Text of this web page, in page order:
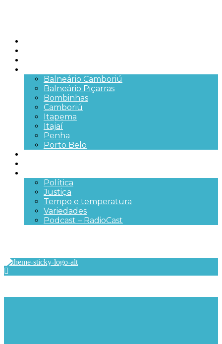
Balneário Camboriú
Balneário Piçarras
Bombinhas
Camboriú
Itapema
Itajaí
Penha
Porto Belo
Política
Justiça
Tempo e temperatura
Variedades
Podcast – RadioCast